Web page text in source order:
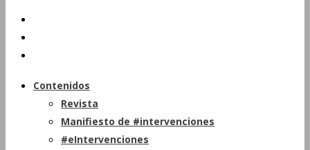
Contenidos
Revista
Manifiesto de #intervenciones
#eIntervenciones